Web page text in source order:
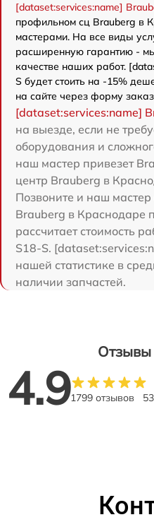
[dataset:services:name]
профильном сц Brauberg в
мастерами. На все виды
расширенную гарантию -
качестве наших работ.
S будет стоить на -15%
на сайте через форму
[dataset:services:name]
на выезде, если не
оборудования и
наш мастер привезет
центр Brauberg в
Позвоните и наш мастер
Brauberg в Краснодаре
рассчитает стоимость
S18-S.
нашей статистике в
наличии запчастей.
Отзывы
4.91799 отзывов